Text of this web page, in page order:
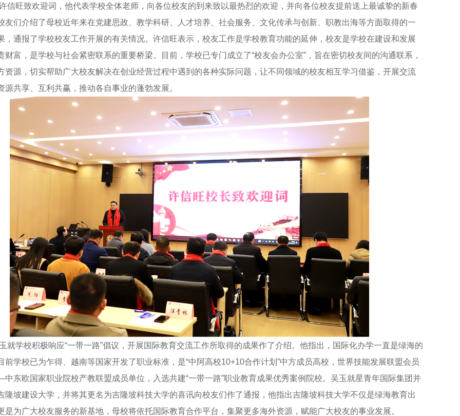
旺致欢迎词，他代表学校全体老师，向各位校友的到来致以最热烈的欢迎，并向各位校友提前送上最诚挚的新春
友们介绍了母校近年来在党建思政、教学科研、人才培养、社会服务、文化传承与创新、职教出海等方面取得的一
，通报了学校校友工作开展的有关情况。许信旺表示，校友工作是学校教育功能的延伸，校友是学校在建设和发展
财富，是学校与社会紧密联系的重要桥梁。目前，学校已专门成立了“校友会办公室”，旨在密切校友间的沟通联系，
资源，切实帮助广大校友解决在创业经营过程中遇到的各种实际问题，让不同领域的校友相互学习借鉴，开展交流
源共享、互利共赢，推动各自事业的蓬勃发展。
学校积极响应“一带一路”倡议，开展国际教育交流工作所取得的成果作了介绍。他指出，国际化办学一直是绿海的
前学校已为乍得、越南等国家开发了职业标准，是“中阿高校10+10合作计划”中方成员高校，世界技能发展联盟会员
东欧国家职业院校产教联盟成员单位，入选共建“一带一路”职业教育成果优秀案例院校。吴玉就星青年国际集团并
隆坡建设大学，并将其更名为吉隆坡科技大学的喜讯向校友们作了通报，他指出吉隆坡科技大学不仅是绿海教育出
是为广大校友服务的新基地，母校将依托国际教育合作平台，集聚更多海外资源，赋能广大校友的事业发展。